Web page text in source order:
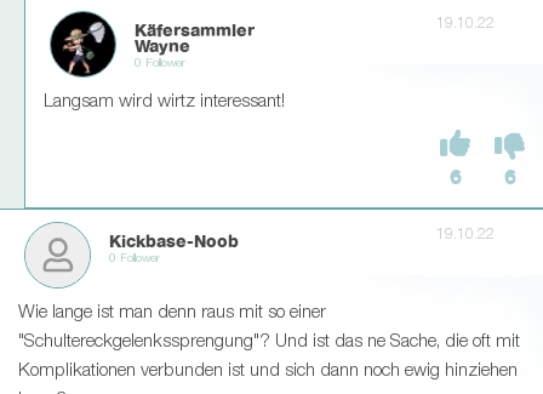
Käfersammler
Wayne
0 Follower
19.10.22
Langsam wird wirtz interessant!
6 6
Kickbase-Noob
0 Follower
19.10.22
Wie lange ist man denn raus mit so einer
"Schultereckgelenkssprengung"? Und ist das ne Sache, die oft mit
Komplikationen verbunden ist und sich dann noch ewig hinziehen